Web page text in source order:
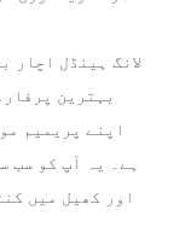
بہترین
اپنے پریمیم
ہے۔ یہ آپ کو سب
اور کھیل میں